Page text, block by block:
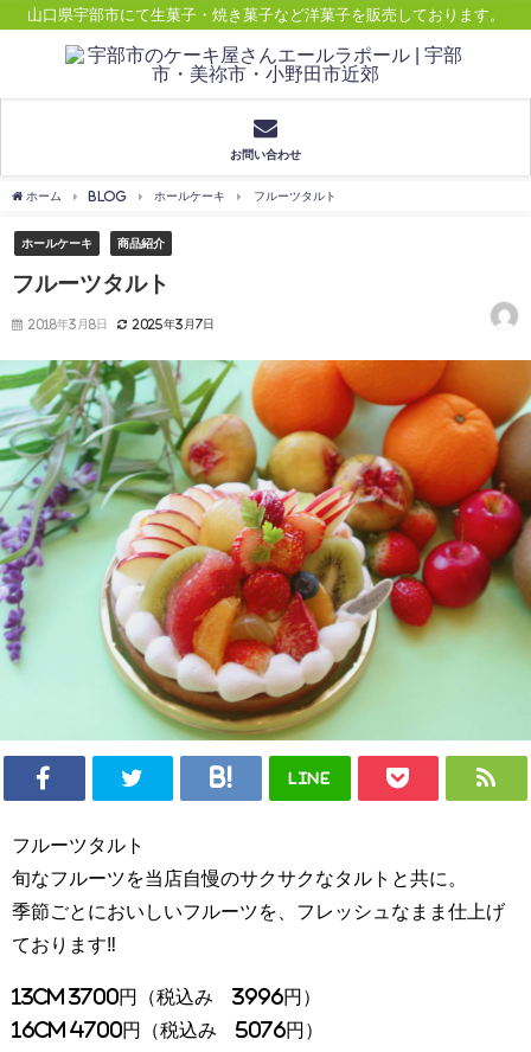
山口県宇部市にて生菓子・焼き菓子など洋菓子を販売しております。
お問い合わせ
ホーム BLOG ホールケーキ フルーツタルト
ホールケーキ 商品紹介
フルーツタルト
2018年3月8日 2025年3月7日
LINE
フルーツタルト
旬なフルーツを当店自慢のサクサクなタルトと共に。
季節ごとにおいしいフルーツを、フレッシュなまま仕上げ
ております‼
13cm 3700円（税込み 3996円）
16cm 4700円（税込み 5076円）